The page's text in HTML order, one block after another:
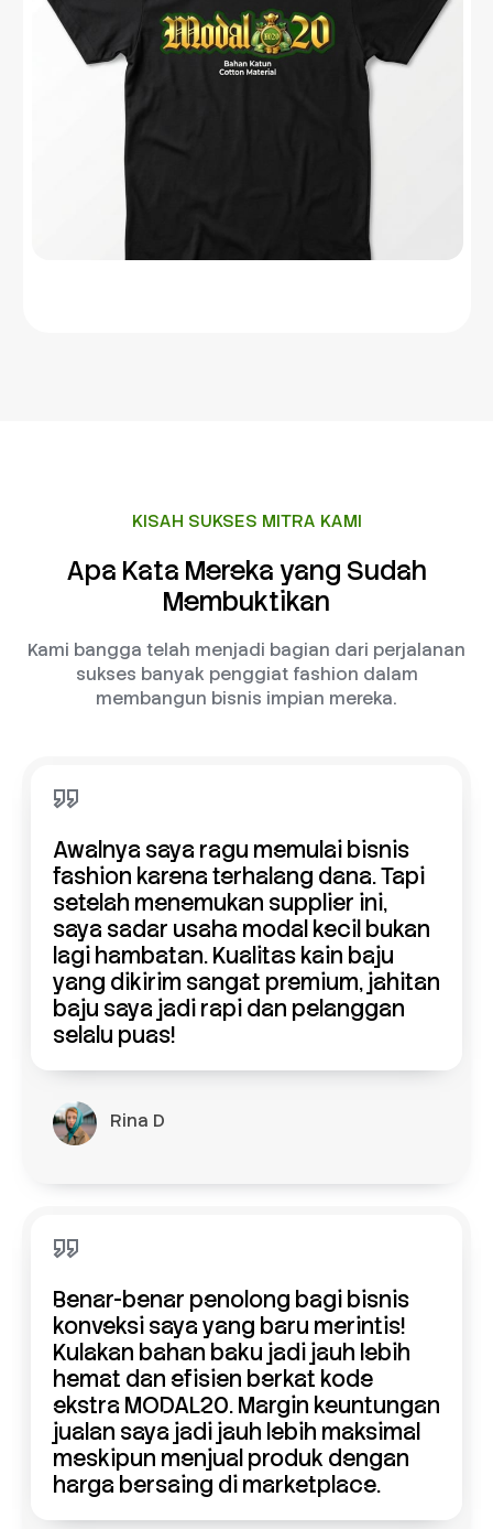
KISAH SUKSES MITRA KAMI
Apa Kata Mereka yang Sudah
Membuktikan
Kami bangga telah menjadi bagian dari perjalanan
sukses banyak penggiat fashion dalam
membangun bisnis impian mereka.
Awalnya saya ragu memulai bisnis
fashion karena terhalang dana. Tapi
setelah menemukan supplier ini,
saya sadar usaha modal kecil bukan
lagi hambatan. Kualitas kain baju
yang dikirim sangat premium, jahitan
baju saya jadi rapi dan pelanggan
selalu puas!
Rina D
Benar-benar penolong bagi bisnis
konveksi saya yang baru merintis!
Kulakan bahan baku jadi jauh lebih
hemat dan efisien berkat kode
ekstra MODAL20. Margin keuntungan
jualan saya jadi jauh lebih maksimal
meskipun menjual produk dengan
harga bersaing di marketplace.